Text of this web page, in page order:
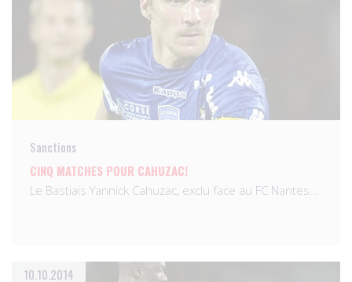
Sanctions
CINQ MATCHES POUR CAHUZAC!
Le Bastiais Yannick Cahuzac, exclu face au FC Nantes…
10.10.2014